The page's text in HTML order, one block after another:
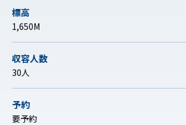
標高
1,650M
収容人数
30人
予約
要予約